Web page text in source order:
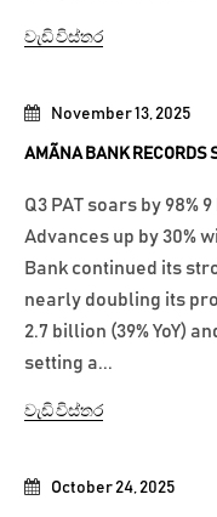
October 24, 2025
November 13, 2025
AMÃNA BANK RECORDS
Q3 PAT soars by 98%
Advances up by 30%
Bank continued its
nearly doubling its
2.7 billion (39% YoY)
setting a...
වැඩි විස්තර
වැඩි විස්තර